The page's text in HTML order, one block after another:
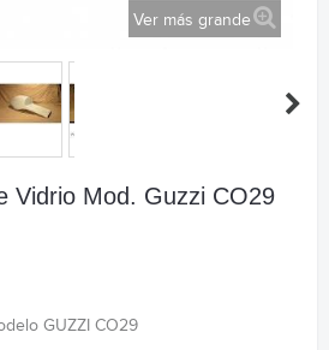
Ver más grande
Vidrio Mod. Guzzi CO29
GUZZI CO29